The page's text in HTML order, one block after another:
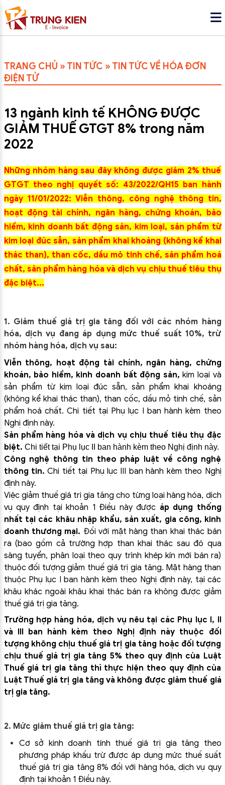
TRANG CHỦ » TIN TỨC » TIN TỨC VỀ HÓA ĐƠN
ĐIỆN TỬ
13 ngành kinh tế KHÔNG ĐƯỢC
GIẢM THUẾ GTGT 8% trong năm
2022
Những nhóm hàng sau đây không được giảm 2% thuế
GTGT theo nghị quyết số: 43/2022/QH15 ban hành
ngày 11/01/2022: Viễn thông, công nghệ thông tin,
hoạt động tài chính, ngân hàng, chứng khoán, bảo
hiểm, kinh doanh bất động sản, kim loại, sản phẩm từ
kim loại đúc sẵn, sản phẩm khai khoáng (không kể khai
thác than), than cốc, dầu mỏ tinh chế, sản phẩm hoá
chất, sản phẩm hàng hóa và dịch vụ chịu thuế tiêu thụ
đặc biệt...
1. Giảm thuế giá trị gia tăng đối với các nhóm hàng
hóa, dịch vụ đang áp dụng mức thuế suất 10%, trừ
nhóm hàng hóa, dịch vụ sau:
Viễn thông, hoạt động tài chính, ngân hàng, chứng
khoán, bảo hiểm, kinh doanh bất động sản, kim loại và
sản phẩm từ kim loại đúc sẵn, sản phẩm khai khoáng
(không kể khai thác than), than cốc, dầu mỏ tinh chế, sản
phẩm hoá chất. Chi tiết tại Phụ lục I ban hành kèm theo
Nghị định này.
Sản phẩm hàng hóa và dịch vụ chịu thuế tiêu thụ đặc
biệt. Chi tiết tại Phụ lục II ban hành kèm theo Nghị định này.
Công nghệ thông tin theo pháp luật về công nghệ
thông tin. Chi tiết tại Phụ lục III ban hành kèm theo Nghị
định này.
Việc giảm thuế giá trị gia tăng cho từng loại hàng hóa, dịch
vụ quy định tại khoản 1 Điều này được áp dụng thống
nhất tại các khâu nhập khẩu, sản xuất, gia công, kinh
doanh thương mại. Đối với mặt hàng than khai thác bán
ra (bao gồm cả trường hợp than khai thác sau đó qua
sàng tuyển, phân loại theo quy trình khép kín mới bán ra)
thuộc đối tượng giảm thuế giá trị gia tăng. Mặt hàng than
thuộc Phụ lục I ban hành kèm theo Nghị định này, tại các
khâu khác ngoài khâu khai thác bán ra không được giảm
thuế giá trị gia tăng.
Trường hợp hàng hóa, dịch vụ nêu tại các Phụ lục I, II
và III ban hành kèm theo Nghị định này thuộc đối
tượng không chịu thuế giá trị gia tăng hoặc đối tượng
chịu thuế giá trị gia tăng 5% theo quy định của Luật
Thuế giá trị gia tăng thì thực hiện theo quy định của
Luật Thuế giá trị gia tăng và không được giảm thuế giá
trị gia tăng.
2. Mức giảm thuế giá trị gia tăng:
Cơ sở kinh doanh tính thuế giá trị gia tăng theo
phương pháp khấu trừ được áp dụng mức thuế suất
thuế giá trị gia tăng 8% đối với hàng hóa, dịch vụ quy
định tại khoản 1 Điều này.